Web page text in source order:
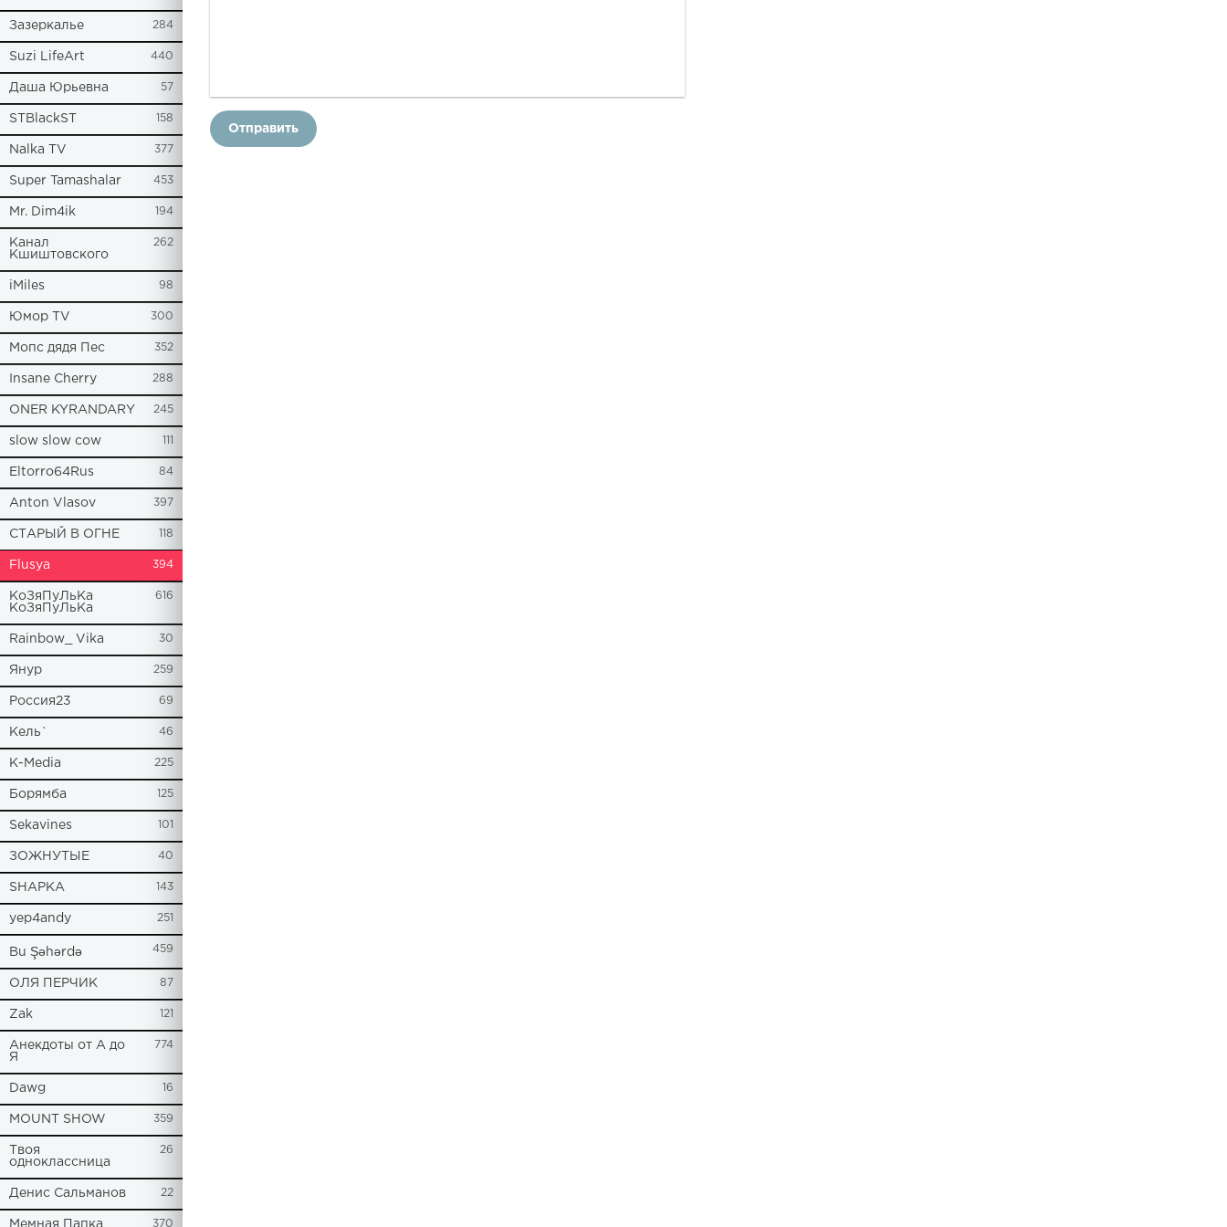
Зазеркалье 284
Suzi LifeArt 440
Даша Юрьевна 57
STBlackST 158
Nalka TV 377
Super Tamashalar 453
Mr. Dim4ik 194
Канал
Кшиштовского
262
iMiles 98
Юмор TV 300
Мопс дядя Пес 352
Insane Cherry 288
ONER KYRANDARY 245
slow slow cow 111
Eltorro64Rus 84
Anton Vlasov 397
СТАРЫЙ В ОГНЕ 118
Flusya 394
КоЗяПуЛьКа
КоЗяПуЛьКа
616
Rainbow_ Vika 30
Янур 259
Россия23 69
Кель` 46
К-Media 225
Борямба 125
Sekavines 101
ЗОЖНУТЫЕ 40
SHAPKA 143
yep4andy 251
Bu Şəhərdə 459
ОЛЯ ПЕРЧИК 87
Zak 121
Анекдоты от А до
Я
774
Dawg 16
MOUNT SHOW 359
Твоя
одноклассница
26
Денис Сальманов 22
Мемная Папка 370
Отправить